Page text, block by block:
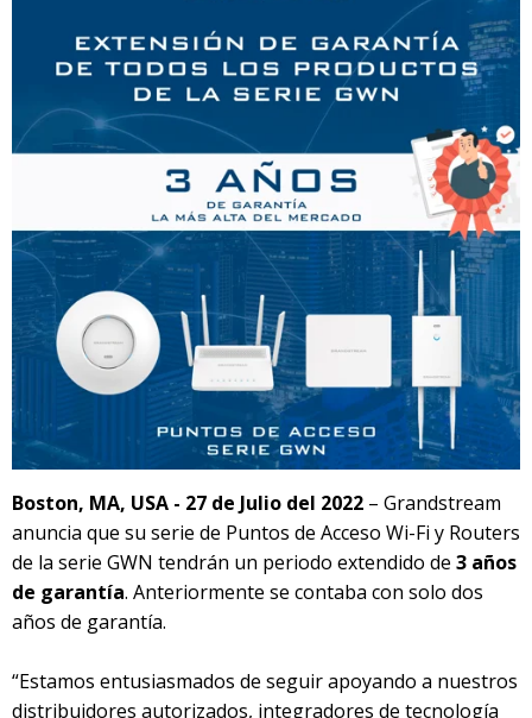
Boston, MA, USA - 27 de Julio del 2022 – Grandstream
anuncia que su serie de Puntos de Acceso Wi-Fi y Routers
de la serie GWN tendrán un periodo extendido de 3 años
de garantía. Anteriormente se contaba con solo dos
años de garantía.
“Estamos entusiasmados de seguir apoyando a nuestros
distribuidores autorizados, integradores de tecnología